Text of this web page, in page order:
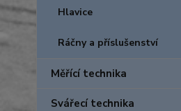
Hlavice
Ráčny a příslušenství
Měřící technika
Svářecí technika